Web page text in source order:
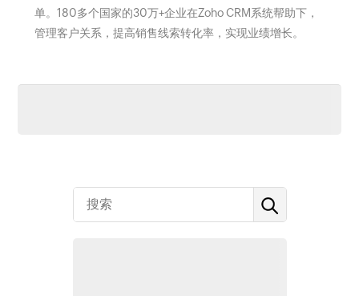
单。180多个国家的30万+企业在Zoho CRM系统帮助下，
管理客户关系，提高销售线索转化率，实现业绩增长。